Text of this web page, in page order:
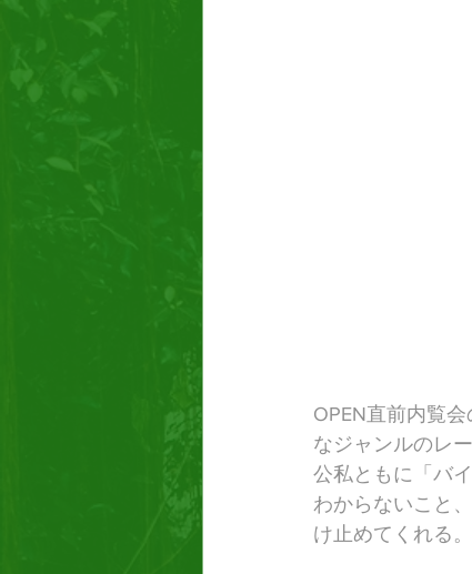
OPEN直前内覧
なジャンルのレ
公私ともに「バ
わからないこと
け止めてくれる。